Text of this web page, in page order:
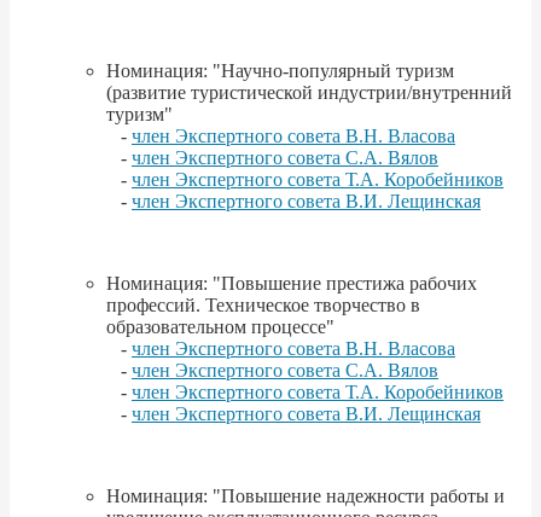
Номинация: "Научно-популярный туризм
(развитие туристической индустрии/внутренний
туризм"
- член Экспертного совета В.Н. Власова
- член Экспертного совета С.А. Вялов
- член Экспертного совета Т.А. Коробейников
- член Экспертного совета В.И. Лещинская
Номинация: "Повышение престижа рабочих
профессий. Техническое творчество в
образовательном процессе"
- член Экспертного совета В.Н. Власова
- член Экспертного совета С.А. Вялов
- член Экспертного совета Т.А. Коробейников
- член Экспертного совета В.И. Лещинская
Номинация: "Повышение надежности работы и